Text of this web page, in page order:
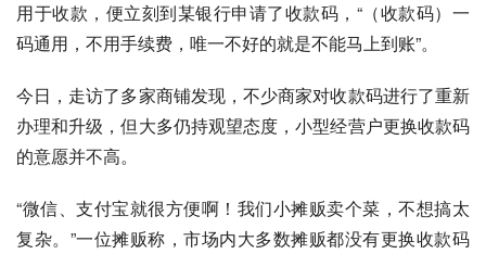
用于收款，便立刻到某银行申请了收款码，“（收款码）一
码通用，不用手续费，唯一不好的就是不能马上到账”。
今日，走访了多家商铺发现，不少商家对收款码进行了重新
办理和升级，但大多仍持观望态度，小型经营户更换收款码
的意愿并不高。
“微信、支付宝就很方便啊！我们小摊贩卖个菜，不想搞太
复杂。”一位摊贩称，市场内大多数摊贩都没有更换收款码